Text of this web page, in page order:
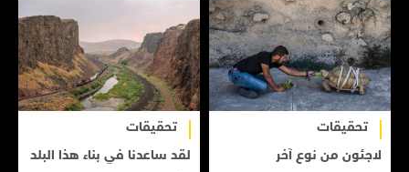
تحقيقات
لاجئون من نوع آخر
تحقيقات
لقد ساعدنا في بناء هذا البلد